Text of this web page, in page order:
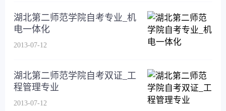
湖北第二师范学院自考专业_机
电一体化
2013-07-12
湖北第二师范学院自考双证_工
程管理专业
2013-07-12